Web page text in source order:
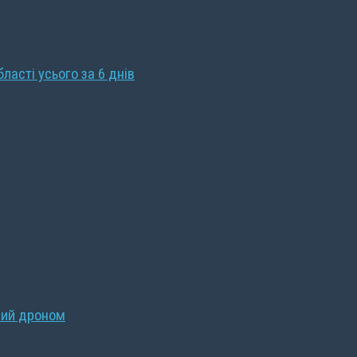
усього за 6 днів
дроном